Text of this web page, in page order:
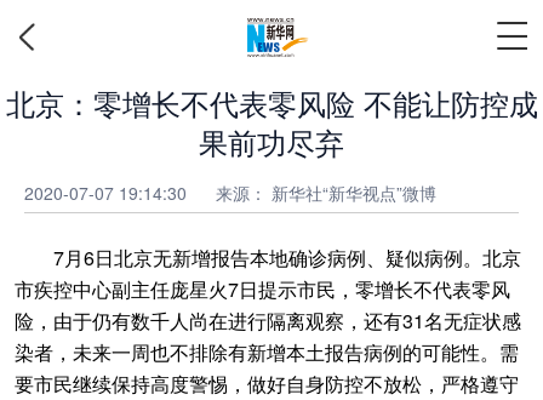
北京：零增长不代表零风险 不能让防控成
果前功尽弃
2020-07-07 19:14:30 来源： 新华社“新华视点”微博
7月6日北京无新增报告本地确诊病例、疑似病例。北京
市疾控中心副主任庞星火7日提示市民，零增长不代表零风
险，由于仍有数千人尚在进行隔离观察，还有31名无症状感
染者，未来一周也不排除有新增本土报告病例的可能性。需
要市民继续保持高度警惕，做好自身防控不放松，严格遵守